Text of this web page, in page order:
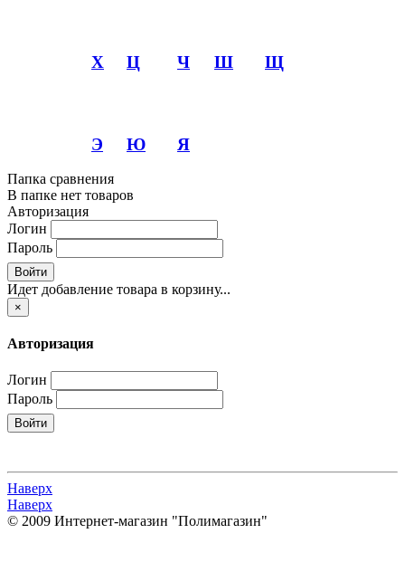
Х Ц Ч Ш Щ
Э Ю Я
Папка сравнения
В папке нет товаров
Авторизация
Логин
Пароль
Войти
Идет добавление товара в корзину...
×
Авторизация
Логин
Пароль
Войти
Наверх
Наверх
© 2009 Интернет-магазин "Полимагазин"